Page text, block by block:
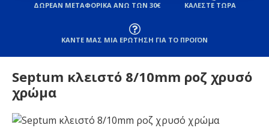
ΔΩΡΕΑΝ ΜΕΤΑΦΟΡΙΚΑ ΑΝΩ ΤΩΝ 30€ ΚΑΛΕΣΤΕ ΤΩΡΑ
ΚΑΝΤΕ ΜΑΣ ΜΙΑ ΕΡΩΤΗΣΗ ΓΙΑ ΤΟ ΠΡΟΪΟΝ
Septum κλειστό 8/10mm ροζ χρυσό
χρώμα